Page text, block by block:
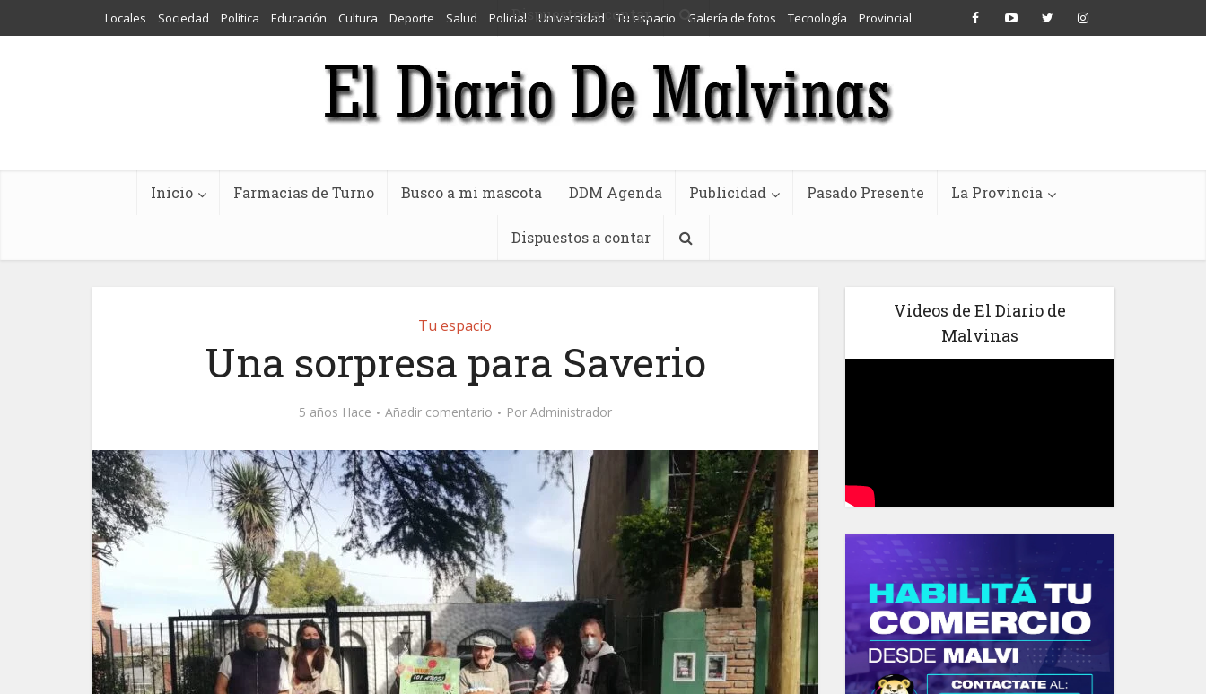
Dispuestos a contar
Locales Sociedad Política Educación Cultura Deporte Salud Policial Universidad Tu espacio Galería de fotos Tecnología Provincial
Inicio Farmacias de Turno Busco a mi mascota DDM Agenda Publicidad Pasado Presente La Provincia
Dispuestos a contar
Tu espacio
Una sorpresa para Saverio
5 años Hace Añadir comentario Por Administrador
Videos de El Diario de
Malvinas